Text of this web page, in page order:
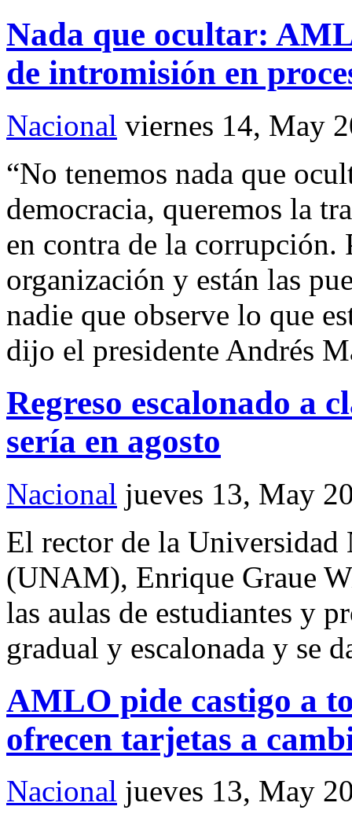
Nada que ocultar:
de intromisión en
Nacional viernes 14, May
“No tenemos nada que
democracia, queremos la
en contra de la corrupción.
organización y están las
nadie que observe lo que
dijo el presidente Andrés
Regreso escalonado a
sería en agosto
Nacional jueves 13, May
El rector de la
(UNAM), Enrique Graue
las aulas de estudiantes y
gradual y escalonada y se
AMLO pide castigo a
ofrecen tarjetas a
Nacional jueves 13, May